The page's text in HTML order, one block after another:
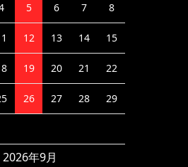
5 6 7 8
12 13 14 15
19 20 21 22
26 27 28 29
2026年9月